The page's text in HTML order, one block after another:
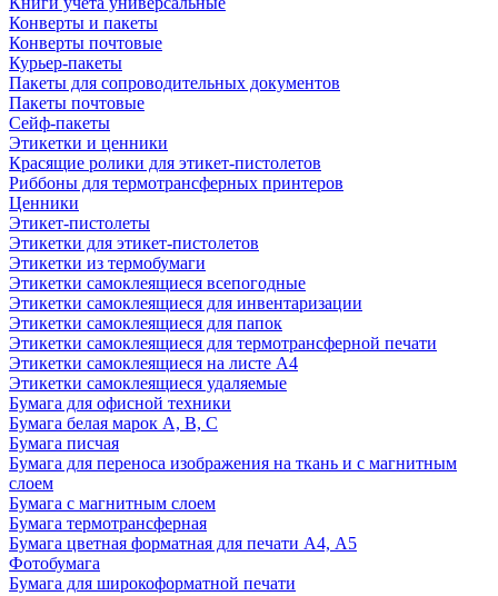
Конверты и пакеты
Конверты почтовые
Курьер-пакеты
Пакеты для сопроводительных документов
Пакеты почтовые
Сейф-пакеты
Этикетки и ценники
Красящие ролики для этикет-пистолетов
Риббоны для термотрансферных принтеров
Ценники
Этикет-пистолеты
Этикетки для этикет-пистолетов
Этикетки из термобумаги
Этикетки самоклеящиеся всепогодные
Этикетки самоклеящиеся для инвентаризации
Этикетки самоклеящиеся для папок
Этикетки самоклеящиеся для термотрансферной печати
Этикетки самоклеящиеся на листе А4
Этикетки самоклеящиеся удаляемые
Бумага для офисной техники
Бумага белая марок А, В, С
Бумага писчая
Бумага для переноса изображения на ткань и с магнитным
слоем
Бумага с магнитным слоем
Бумага термотрансферная
Бумага цветная форматная для печати А4, А5
Фотобумага
Бумага для широкоформатной печати